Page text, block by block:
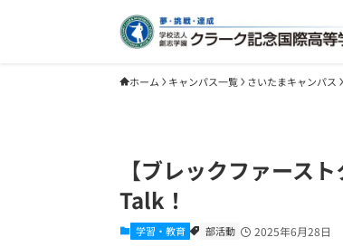
ホーム キャンパス一覧 さいたまキャンパス
【ブレックファース
Talk！
学習・教育 部活動 2025年6月28日